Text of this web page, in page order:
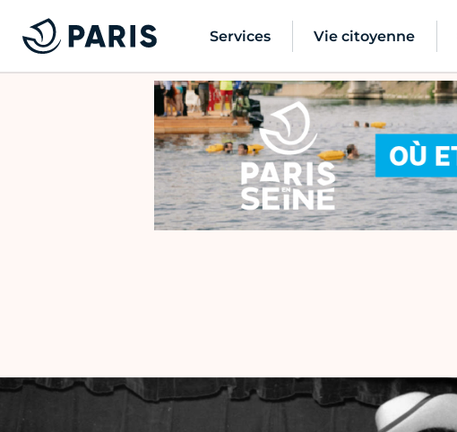
Services Vie citoyenne